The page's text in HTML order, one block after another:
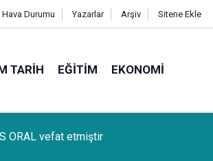
Hava Durumu Yazarlar Arşiv Sitene Ekle
TARIH EĞITIM EKONOMI
MEYRİ GÜL vefat etmiştir